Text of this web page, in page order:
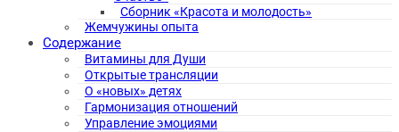
Сборник «Красота и молодость»
Жемчужины опыта
Содержание
Витамины для Души
Открытые трансляции
О «новых» детях
Гармонизация отношений
Управление эмоциями